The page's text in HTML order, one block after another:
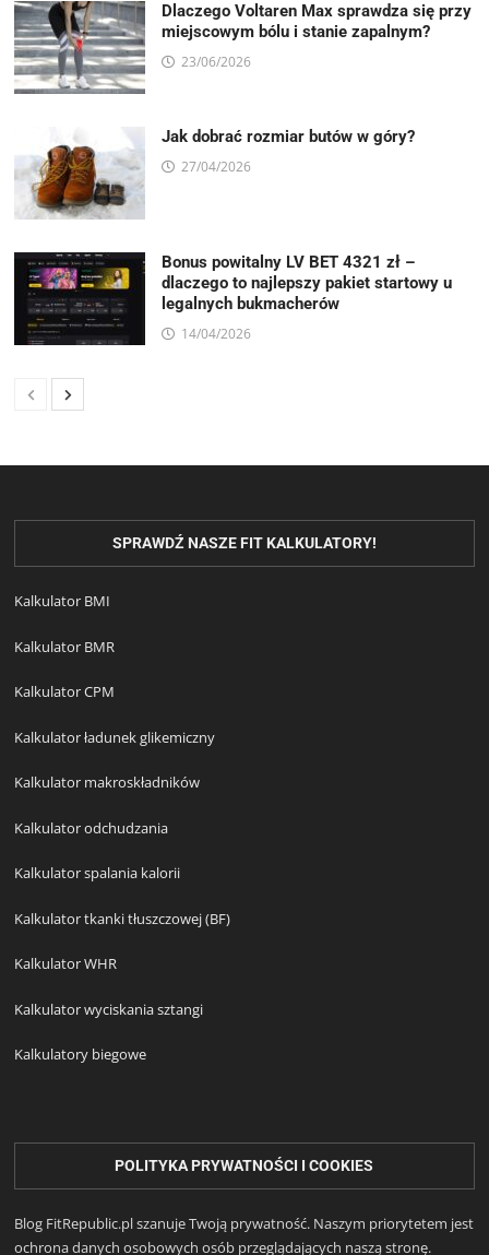
Dlaczego Voltaren Max sprawdza się przy
miejscowym bólu i stanie zapalnym?
23/06/2026
Jak dobrać rozmiar butów w góry?
27/04/2026
Bonus powitalny LV BET 4321 zł –
dlaczego to najlepszy pakiet startowy u
legalnych bukmacherów
14/04/2026
SPRAWDŹ NASZE FIT KALKULATORY!
Kalkulator BMI
Kalkulator BMR
Kalkulator CPM
Kalkulator ładunek glikemiczny
Kalkulator makroskładników
Kalkulator odchudzania
Kalkulator spalania kalorii
Kalkulator tkanki tłuszczowej (BF)
Kalkulator WHR
Kalkulator wyciskania sztangi
Kalkulatory biegowe
POLITYKA PRYWATNOŚCI I COOKIES
Blog FitRepublic.pl szanuje Twoją prywatność. Naszym priorytetem jest
ochrona danych osobowych osób przeglądających naszą stronę.